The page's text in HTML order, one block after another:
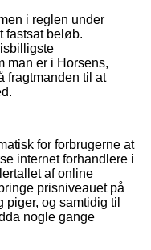
i reglen under
fastsat beløb.
man er i Horsens,
fragtmanden til at
for forbrugerne at
internet forhandlere i
af online
prisniveauet på
piger, og samtidig til
nogle gange